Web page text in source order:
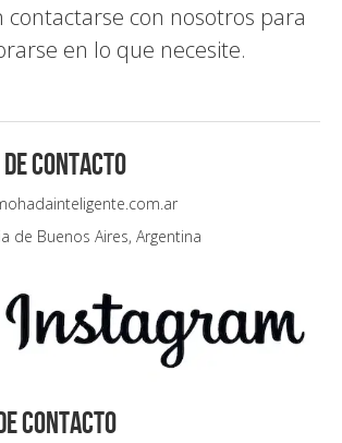
contactarse con nosotros para
en lo que necesite.
contacto
de Buenos Aires, Argentina
contacto